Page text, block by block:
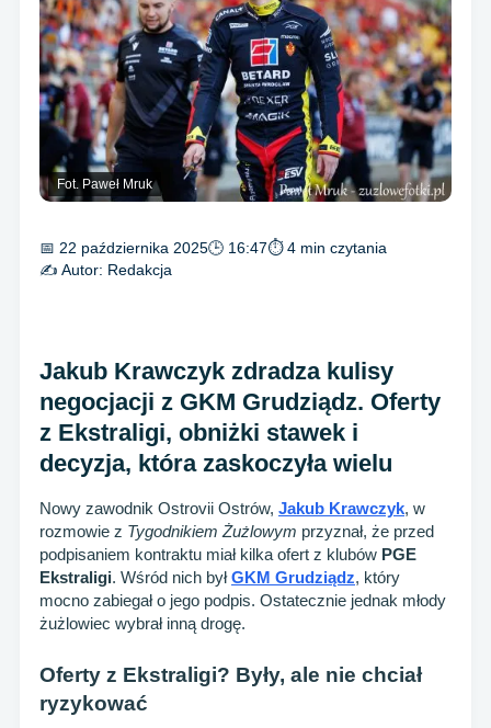
Fot. Paweł Mruk
📅 22 października 2025🕒 16:47⏱ 4 min czytania
✍️ Autor: Redakcja
Jakub Krawczyk zdradza kulisy
negocjacji z GKM Grudziądz. Oferty
z Ekstraligi, obniżki stawek i
decyzja, która zaskoczyła wielu
Nowy zawodnik Ostrovii Ostrów, Jakub Krawczyk, w
rozmowie z Tygodnikiem Żużlowym przyznał, że przed
podpisaniem kontraktu miał kilka ofert z klubów PGE
Ekstraligi. Wśród nich byłGKM Grudziądz, który
mocno zabiegał o jego podpis. Ostatecznie jednak młody
żużlowiec wybrał inną drogę.
Oferty z Ekstraligi? Były, ale nie chciał
ryzykować